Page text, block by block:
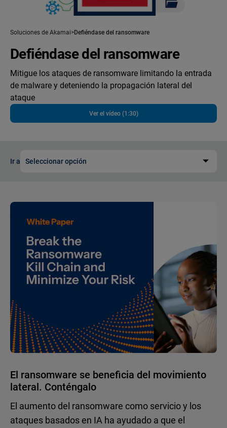
Soluciones de Akamai Defiéndase del ransomware
Defiéndase del ransomware
Mitigue los ataques de ransomware limitando la entrada
de malware y deteniendo la propagación lateral del
ataque
Ver el vídeo (1:30)
Ir a Seleccionar opción
El ransomware se beneficia del movimiento
lateral. Conténgalo
El aumento del ransomware como servicio y los
ataques basados en IA ha ayudado a que el